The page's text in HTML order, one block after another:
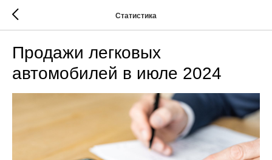
Статистика
Продажи легковых
автомобилей в июле 2024